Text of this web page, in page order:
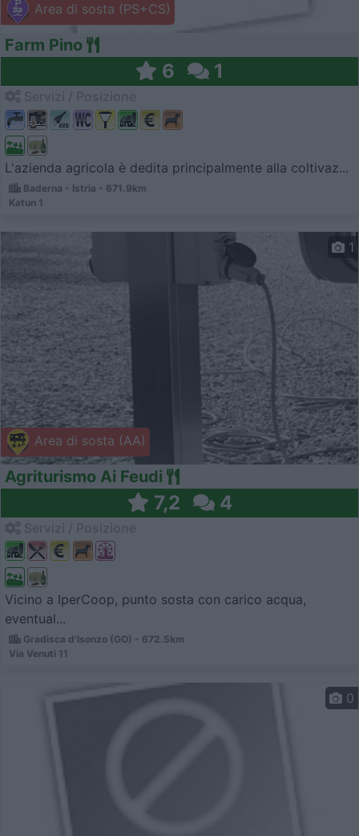
Area di sosta (PS+CS)
Farm Pino
6 1
L'azienda agricola è dedita principalmente alla coltivaz...
Baderna - Istria - 671.9km
Katun 1
Area di sosta (AA)
1
Agriturismo Ai Feudi
7,2 4
Vicino a IperCoop, punto sosta con carico acqua,
eventual...
Gradisca d'Isonzo (GO) - 672.5km
Via Venuti 11
0